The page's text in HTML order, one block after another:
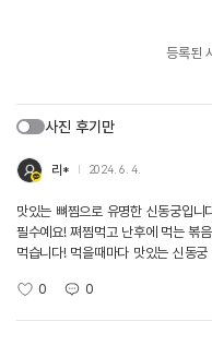
등록된
사진 후기만
리* 2024. 6. 4.
맛있는 뼈찜으로 유명한 신동궁입
필수예요! 쪄찜먹고 난후에 먹는 볶
먹습니다! 먹을때마다 맛있는 신동
0 0